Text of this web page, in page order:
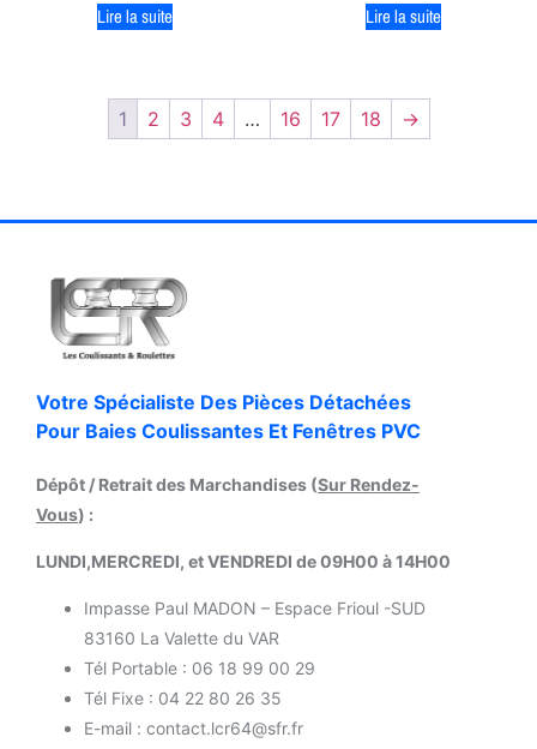
Lire la suite Lire la suite
1 2 3 4 … 16 17 18 →
Votre Spécialiste Des Pièces Détachées
Pour Baies Coulissantes Et Fenêtres PVC
Dépôt / Retrait des Marchandises (Sur Rendez-
Vous) :
LUNDI,MERCREDI, et VENDREDI de 09H00 à 14H00
Impasse Paul MADON – Espace Frioul -SUD
83160 La Valette du VAR
Tél Portable : 06 18 99 00 29
Tél Fixe : 04 22 80 26 35
E-mail : contact.lcr64@sfr.fr